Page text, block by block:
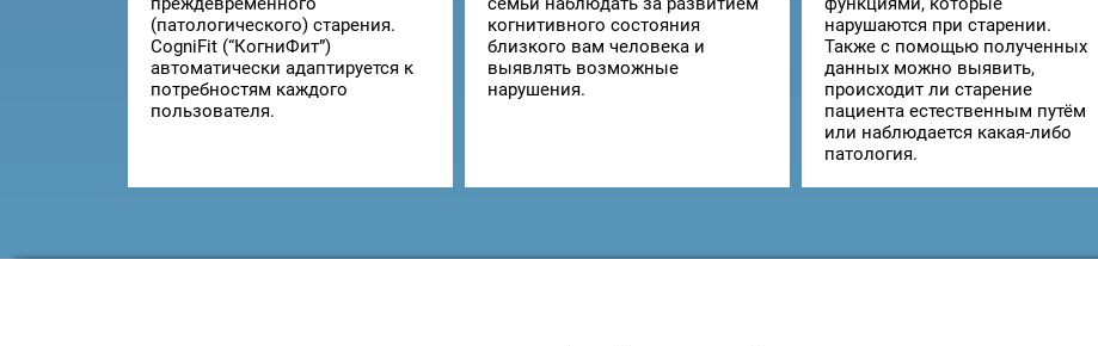
(патологического) старения.
CogniFit (“КогниФит”)
автоматически адаптируется к
потребностям каждого
пользователя.
когнитивного состояния
близкого вам человека и
выявлять возможные
нарушения.
нарушаются при старении.
Также с помощью полученных
данных можно выявить,
происходит ли старение
пациента естественным путём
или наблюдается какая-либо
патология.